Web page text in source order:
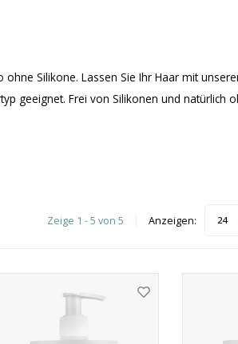
Silikone. Lassen Sie Ihr Haar mit
geeignet. Frei von Silikonen und natürlich
Zeige 1 - 5 von 5 Anzeigen: 24